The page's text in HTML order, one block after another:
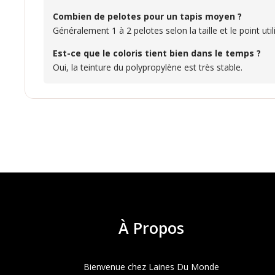
Combien de pelotes pour un tapis moyen ?
Généralement 1 à 2 pelotes selon la taille et le point
Est-ce que le coloris tient bien dans le temps ?
Oui, la teinture du polypropylène est très stable.
À Propos
Bienvenue chez Laines Du Monde